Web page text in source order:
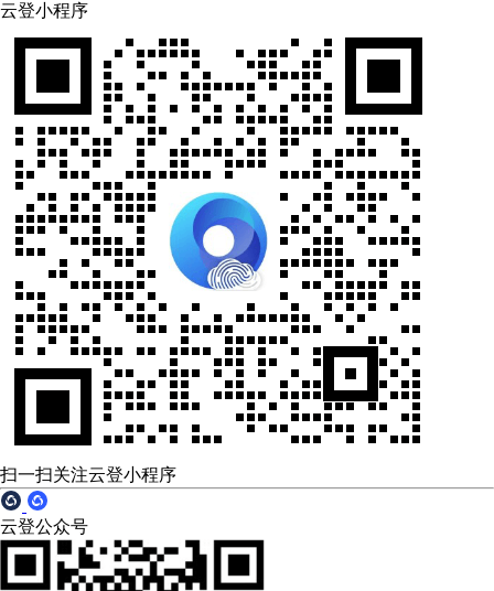
云登小程序
扫一扫关注云登小程序
云登公众号